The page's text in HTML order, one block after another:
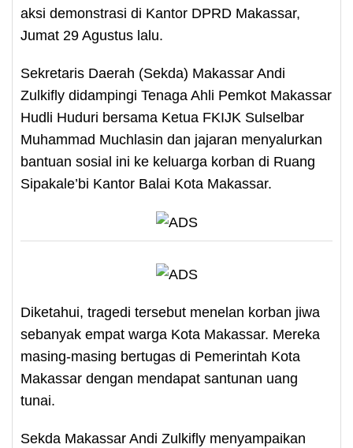
aksi demonstrasi di Kantor DPRD Makassar,
Jumat 29 Agustus lalu.
Sekretaris Daerah (Sekda) Makassar Andi
Zulkifly didampingi Tenaga Ahli Pemkot Makassar
Hudli Huduri bersama Ketua FKIJK Sulselbar
Muhammad Muchlasin dan jajaran menyalurkan
bantuan sosial ini ke keluarga korban di Ruang
Sipakale’bi Kantor Balai Kota Makassar.
Diketahui, tragedi tersebut menelan korban jiwa
sebanyak empat warga Kota Makassar. Mereka
masing-masing bertugas di Pemerintah Kota
Makassar dengan mendapat santunan uang
tunai.
Sekda Makassar Andi Zulkifly menyampaikan